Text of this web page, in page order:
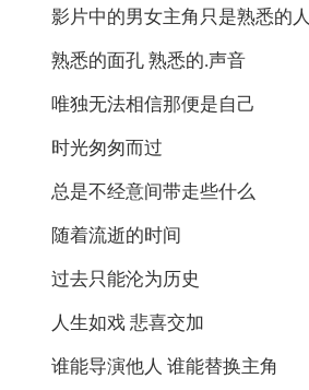
影片中的男女主角只是熟悉的人
熟悉的面孔 熟悉的.声音
唯独无法相信那便是自己
时光匆匆而过
总是不经意间带走些什么
随着流逝的时间
过去只能沦为历史
人生如戏 悲喜交加
谁能导演他人 谁能替换主角